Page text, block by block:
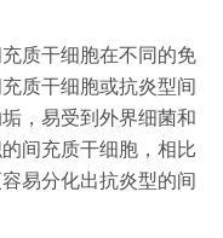
质干细胞在不同的免
质干细胞或抗炎型间
，易受到外界细菌和
间充质干细胞，相比
易分化出抗炎型的间